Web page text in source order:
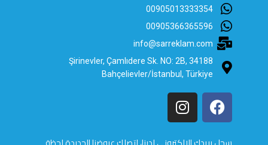
00905013333354
00905366365596
info@sarreklam.com
Şirinevler, Çamlıdere Sk. NO: 2B, 34188
Bahçelievler/İstanbul, Türkiye